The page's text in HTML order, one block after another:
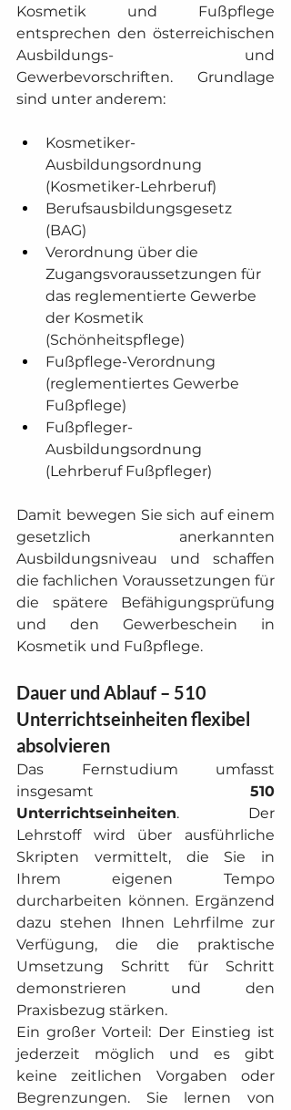
Kosmetik und Fußpflege
entsprechen den österreichischen
Ausbildungs- und
Gewerbevorschriften. Grundlage
sind unter anderem:
Kosmetiker-
Ausbildungsordnung
(Kosmetiker-Lehrberuf)
Berufsausbildungsgesetz
(BAG)
Verordnung über die
Zugangsvoraussetzungen für
das reglementierte Gewerbe
der Kosmetik
(Schönheitspflege)
Fußpflege-Verordnung
(reglementiertes Gewerbe
Fußpflege)
Fußpfleger-
Ausbildungsordnung
(Lehrberuf Fußpfleger)
Damit bewegen Sie sich auf einem
gesetzlich anerkannten
Ausbildungsniveau und schaffen
die fachlichen Voraussetzungen für
die spätere Befähigungsprüfung
und den Gewerbeschein in
Kosmetik und Fußpflege.
Dauer und Ablauf – 510
Unterrichtseinheiten flexibel
absolvieren
Das Fernstudium umfasst
insgesamt 510
Unterrichtseinheiten. Der
Lehrstoff wird über ausführliche
Skripten vermittelt, die Sie in
Ihrem eigenen Tempo
durcharbeiten können. Ergänzend
dazu stehen Ihnen Lehrfilme zur
Verfügung, die die praktische
Umsetzung Schritt für Schritt
demonstrieren und den
Praxisbezug stärken.
Ein großer Vorteil: Der Einstieg ist
jederzeit möglich und es gibt
keine zeitlichen Vorgaben oder
Begrenzungen. Sie lernen von